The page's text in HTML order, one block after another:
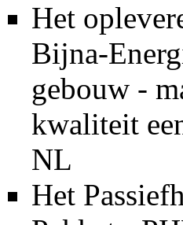
Het
Bijna-
gebouw -
kwaliteit
NL
Het